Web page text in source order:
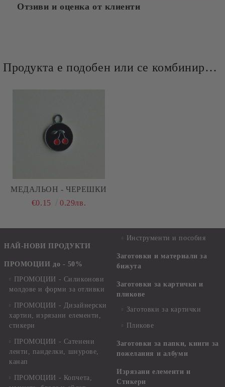
Отзиви и оценка от клиенти
Продукта е подобен или се комбинира добре и със следните продукти :
МЕДАЛЬОН - ЧЕРЕШКИ
€0.15
0.29лв.
НАЙ-НОВИ ПРОДУКТИ
ПРОМОЦИИ до - 50%
ПРОМОЦИИ - Силиконови
молдове и форми за отливки
ПРОМОЦИИ - Дизайнерски
хартии, изрязани елементи,
стикери
ПРОМОЦИИ - Сатенени
ленти, панделки, шнурове,
канап
ПРОМОЦИИ - Копчета,
Инструменти и пособия
Заготовки и материали за
бижута
Заготовки за картички и
пликове
Заготовки за картички
Пликове
Заготовки за папки, книги за
пожелания и албуми
Изрязани елементи и
Стикери